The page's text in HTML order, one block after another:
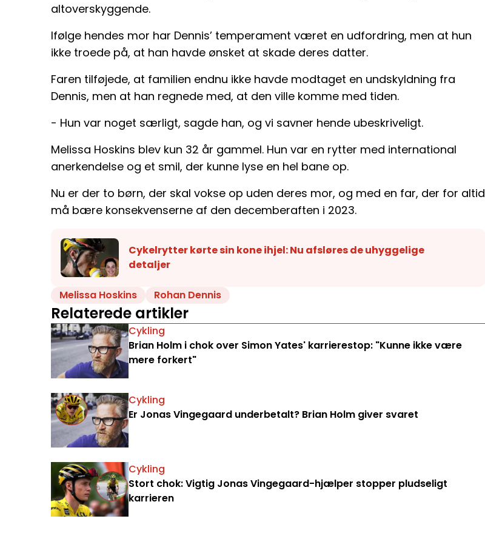
altoverskyggende.
Ifølge hendes mor har Dennis’ temperament været en udfordring, men at hun
ikke troede på, at han havde ønsket at skade deres datter.
Faren tilføjede, at familien endnu ikke havde modtaget en undskyldning fra
Dennis, men at han regnede med, at den ville komme med tiden.
- Hun var noget særligt, sagde han, og vi savner hende ubeskriveligt.
Melissa Hoskins blev kun 32 år gammel. Hun var en rytter med international
anerkendelse og et smil, der kunne lyse en hel bane op.
Nu er der to børn, der skal vokse op uden deres mor, og med en far, der for altid
må bære konsekvenserne af den decemberaften i 2023.
Cykelrytter kørte sin kone ihjel: Nu afsløres de uhyggelige
detaljer
Melissa Hoskins Rohan Dennis
Relaterede artikler
Cykling
Brian Holm i chok over Simon Yates' karrierestop: "Kunne ikke være
mere forkert"
Cykling
Er Jonas Vingegaard underbetalt? Brian Holm giver svaret
Cykling
Stort chok: Vigtig Jonas Vingegaard-hjælper stopper pludseligt
karrieren